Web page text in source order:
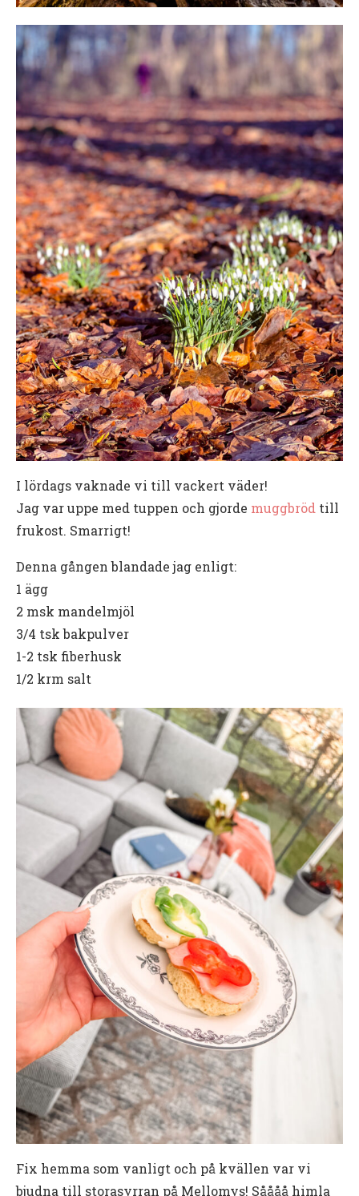
I lördags vaknade vi till vackert väder!
Jag var uppe med tuppen och gjorde muggbröd till
frukost. Smarrigt!
Denna gången blandade jag enligt:
1 ägg
2 msk mandelmjöl
3/4 tsk bakpulver
1-2 tsk fiberhusk
1/2 krm salt
Fix hemma som vanligt och på kvällen var vi
bjudna till storasyrran på Mellomys! Såååå himla